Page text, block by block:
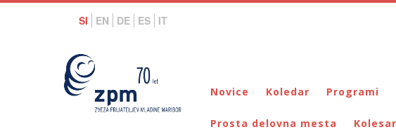
SI EN DE ES IT
Novice Koledar Programi
Bralna značka
Prosta delovna mesta